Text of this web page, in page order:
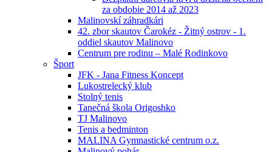
za obdobie 2014 až 2023
Malinovskí záhradkári
42. zbor skautov Čarokéz - Žitný ostrov - 1.
oddiel skautov Malinovo
Centrum pre rodinu – Malé Rodinkovo
Šport
JFK - Jana Fitness Koncept
Lukostrelecký klub
Stolný tenis
Tanečná škola Origoshko
TJ Malinovo
Tenis a bedminton
MALINA Gymnastické centrum o.z.